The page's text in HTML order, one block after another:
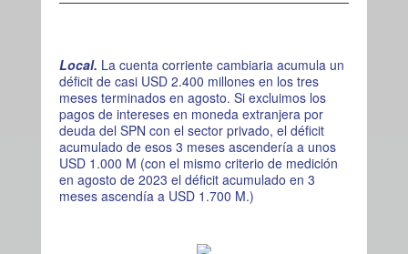
Local. La cuenta corriente cambiaria acumula un
déficit de casi USD 2.400 millones en los tres
meses terminados en agosto. Si excluimos los
pagos de intereses en moneda extranjera por
deuda del SPN con el sector privado, el déficit
acumulado de esos 3 meses ascendería a unos
USD 1.000 M (con el mismo criterio de medición
en agosto de 2023 el déficit acumulado en 3
meses ascendía a USD 1.700 M.)